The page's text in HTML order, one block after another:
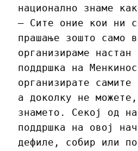
национално знаме
– Сите оние кои ни
прашање зошто само
организираме
поддршка на
организирате
а доколку не
знамето. Секој од
поддршка на овој
дефиле, собир или